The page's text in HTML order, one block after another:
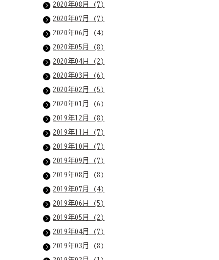
2020年08月 (7)
2020年07月 (7)
2020年06月 (4)
2020年05月 (8)
2020年04月 (2)
2020年03月 (6)
2020年02月 (5)
2020年01月 (6)
2019年12月 (8)
2019年11月 (7)
2019年10月 (7)
2019年09月 (7)
2019年08月 (8)
2019年07月 (4)
2019年06月 (5)
2019年05月 (2)
2019年04月 (7)
2019年03月 (8)